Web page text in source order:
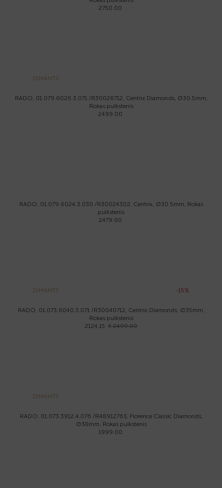
2750.00
DIMANTS
RADO, 01.079.6026.3.071 /R30026712, Centrix Diamonds, Ø30.5mm,
Rokas pulkstenis
2499.00
RADO, 01.079.6024.3.030 /R30024302, Centrix, Ø30.5mm, Rokas
pulkstenis
2479.00
DIMANTS -15%
RADO, 01.073.6040.3.071 /R30040712, Centrix Diamonds, Ø35mm,
Rokas pulkstenis
2124.15 € 2499.00
DIMANTS
RADO, 01.073.3912.4.076 /R48912763, Florence Classic Diamonds,
Ø38mm, Rokas pulkstenis
1999.00